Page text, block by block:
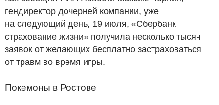
гендиректор дочерней компании, уже
на следующий день, 19 июля, «Сбербанк
страхование жизни» получила несколько тысяч
заявок от желающих бесплатно застраховаться
от травм во время игры.
Покемоны в Ростове